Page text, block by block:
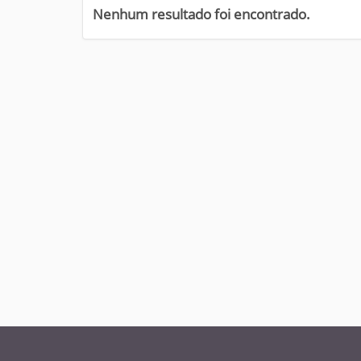
Nenhum resultado foi encontrado.